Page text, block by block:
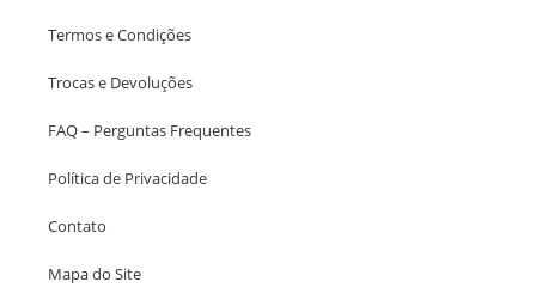
Termos e Condições
Trocas e Devoluções
FAQ – Perguntas Frequentes
Política de Privacidade
Contato
Mapa do Site